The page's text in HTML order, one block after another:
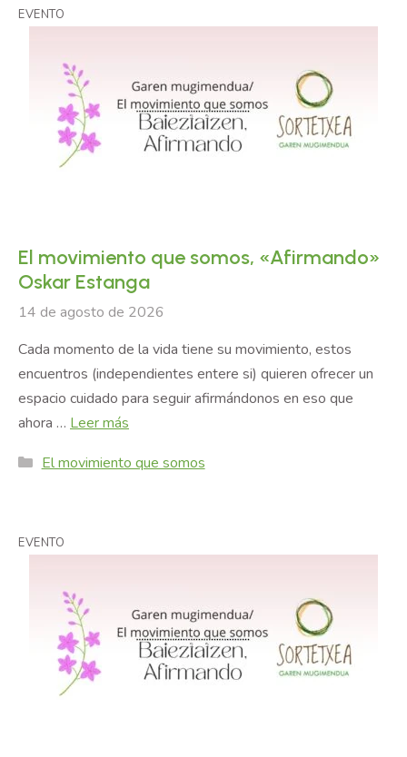
EVENTO
El movimiento que somos, «Afirmando»
Oskar Estanga
14 de agosto de 2026
Cada momento de la vida tiene su movimiento, estos
encuentros (independientes entere si) quieren ofrecer un
espacio cuidado para seguir afirmándonos en eso que
ahora … Leer más
Categories
El movimiento que somos
EVENTO